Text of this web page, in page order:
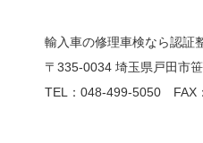
輸入車の修理車検なら認
〒335-0034 埼玉県戸田市
TEL：048-499-5050 FAX